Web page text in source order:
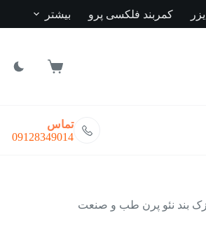
کمربند فلکسی پرو بیشتر
سبد
تماس
09128349014
بند نئو پرن طب و صنعت